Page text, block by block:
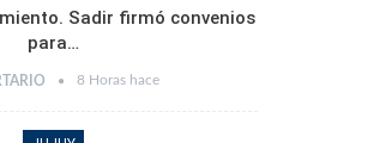
Sadir firmó convenios
para…
8 Horas hace